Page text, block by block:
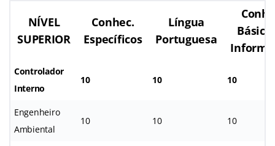
NÍVEL
SUPERIOR
Conhec.
Específicos
Língua
Portuguesa
Básico
Controlador
Interno
10 10 10
Engenheiro
Ambiental
10 10 10